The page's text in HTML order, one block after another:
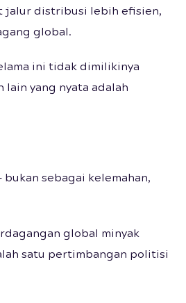
jalur distribusi lebih efisien,
global.
ini tidak dimilikinya
lain yang nyata adalah
sebagai kelemahan,
global minyak
satu pertimbangan politisi